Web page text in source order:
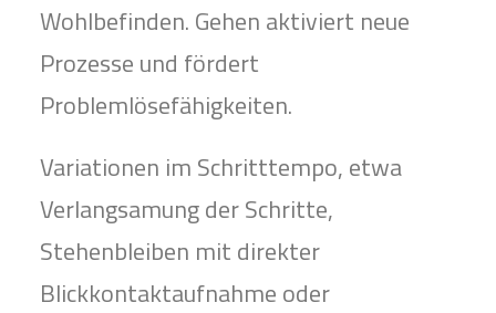
Wohlbefinden. Gehen aktiviert neue
Prozesse und fördert
Problemlösefähigkeiten.
Variationen im Schritttempo, etwa
Verlangsamung der Schritte,
Stehenbleiben mit direkter
Blickkontaktaufnahme oder